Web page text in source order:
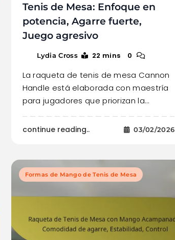
Tenis de Mesa: Enfoque en
potencia, Agarre fuerte,
Juego agresivo
Lydia Cross 22 mins 0
La raqueta de tenis de mesa Cannon
Handle está elaborada con maestría
para jugadores que priorizan la…
continue reading.. 03/02/2026
Formas de Mango de Tenis de Mesa